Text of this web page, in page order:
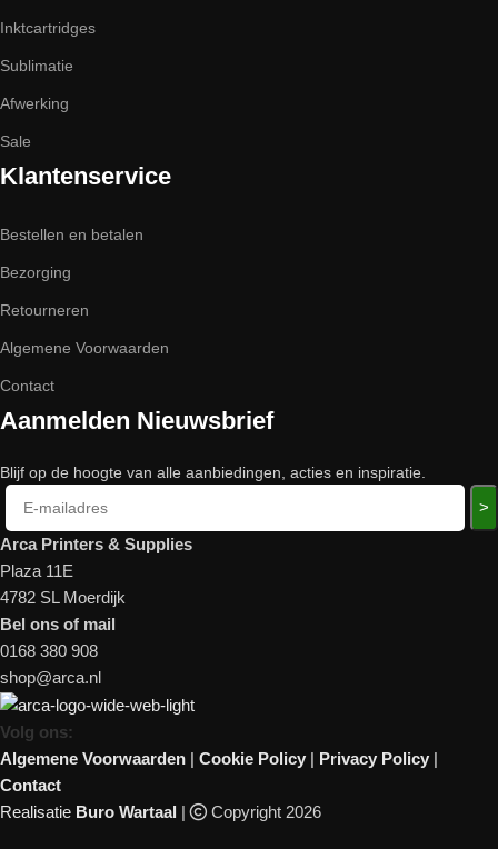
Inktcartridges
Sublimatie
Afwerking
Sale
Klantenservice
Bestellen en betalen
Bezorging
Retourneren
Algemene Voorwaarden
Contact
Aanmelden Nieuwsbrief
Blijf op de hoogte van alle aanbiedingen, acties en inspiratie.
>
Arca Printers & Supplies
Plaza 11E
4782 SL Moerdijk
Bel ons of mail
0168 380 908
shop@arca.nl
Volg ons:
Algemene Voorwaarden | Cookie Policy | Privacy Policy |
Contact
Realisatie Buro Wartaal | Copyright 2026